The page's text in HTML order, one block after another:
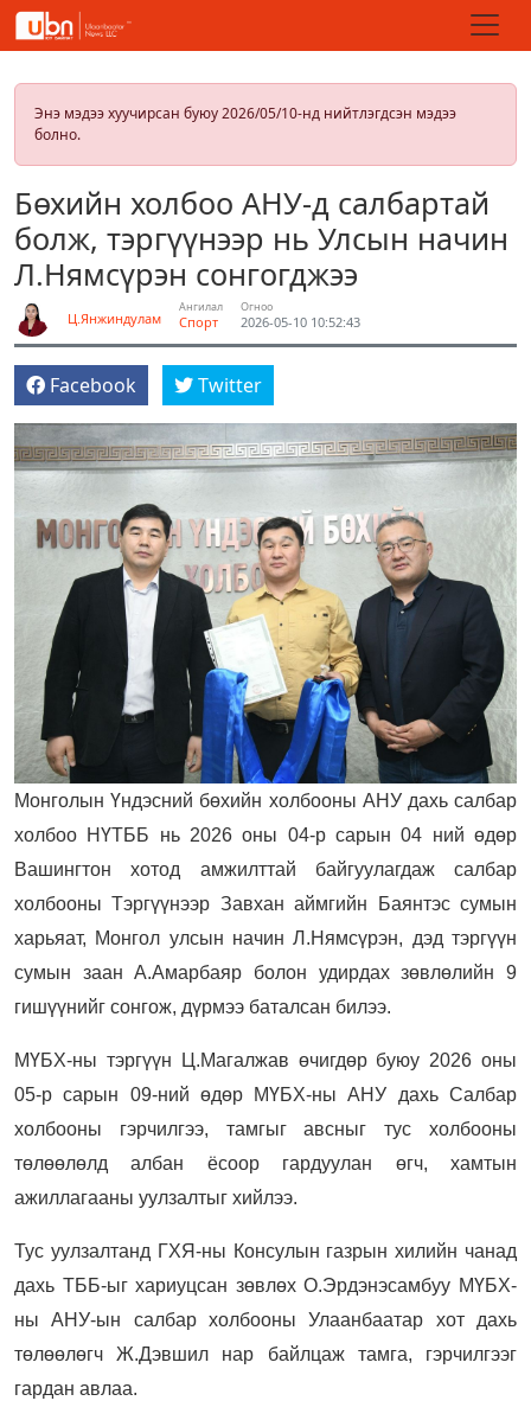
Энэ мэдээ хуучирсан буюу 2026/05/10-нд нийтлэгдсэн мэдээ
болно.
Бөхийн холбоо АНУ-д салбартай
болж, тэргүүнээр нь Улсын начин
Л.Нямсүрэн сонгогджээ
Ц.Янжиндулам
Ангилал
Спорт
Огноо
2026-05-10 10:52:43
Facebook Twitter
Монголын Үндэсний бөхийн холбооны АНУ дахь салбар
холбоо НҮТББ нь 2026 оны 04-р сарын 04 ний өдөр
Вашингтон хотод амжилттай байгуулагдаж салбар
холбооны Тэргүүнээр Завхан аймгийн Баянтэс сумын
харьяат, Монгол улсын начин Л.Нямсүрэн, дэд тэргүүн
сумын заан А.Амарбаяр болон удирдах зөвлөлийн 9
гишүүнийг сонгож, дүрмээ баталсан билээ.
МҮБХ-ны тэргүүн Ц.Магалжав өчигдөр буюу 2026 оны
05-р сарын 09-ний өдөр МҮБХ-ны АНУ дахь Салбар
холбооны гэрчилгээ, тамгыг авсныг тус холбооны
төлөөлөлд албан ёсоор гардуулан өгч, хамтын
ажиллагааны уулзалтыг хийлээ.
Тус уулзалтанд ГХЯ-ны Консулын газрын хилийн чанад
дахь ТББ-ыг хариуцсан зөвлөх О.Эрдэнэсамбуу МҮБХ-
ны АНУ-ын салбар холбооны Улаанбаатар хот дахь
төлөөлөгч Ж.Дэвшил нар байлцаж тамга, гэрчилгээг
гардан авлаа.